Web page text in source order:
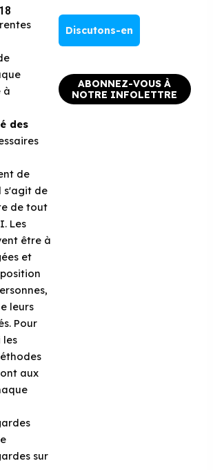
à
des
de
s'agit de
de tout
Les
être à
et
leurs
Pour
les
aux
sur
Discutons-en
ABONNEZ-VOUS À
NOTRE INFOLETTRE